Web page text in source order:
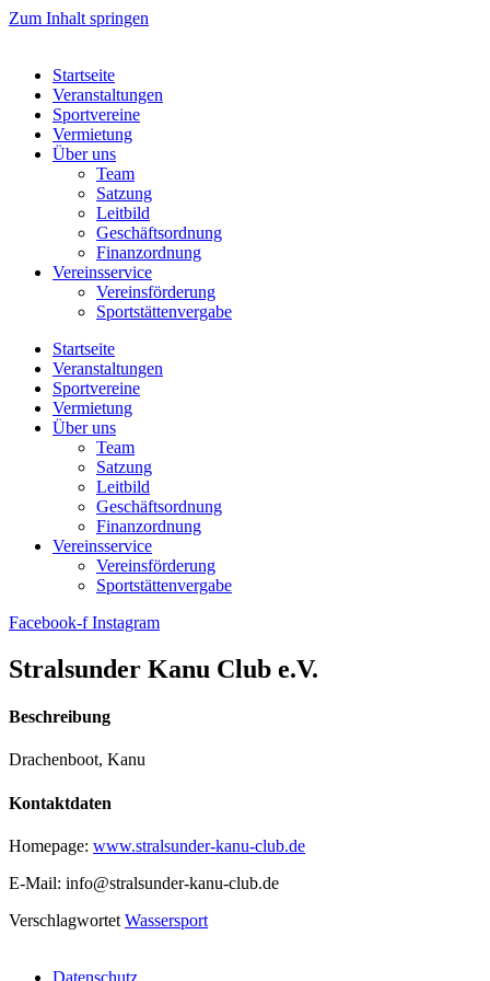
Zum Inhalt springen
Startseite
Veranstaltungen
Sportvereine
Vermietung
Über uns
Team
Satzung
Leitbild
Geschäftsordnung
Finanzordnung
Vereinsservice
Vereinsförderung
Sportstättenvergabe
Startseite
Veranstaltungen
Sportvereine
Vermietung
Über uns
Team
Satzung
Leitbild
Geschäftsordnung
Finanzordnung
Vereinsservice
Vereinsförderung
Sportstättenvergabe
Facebook-f Instagram
Stralsunder Kanu Club e.V.
Beschreibung
Drachenboot, Kanu
Kontaktdaten
Homepage: www.stralsunder-kanu-club.de
E-Mail: info@stralsunder-kanu-club.de
Verschlagwortet Wassersport
Datenschutz